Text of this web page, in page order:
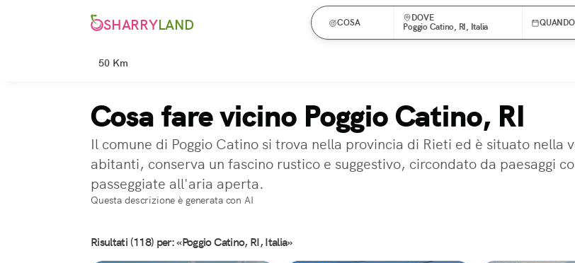
SHARRYLAND COSA
DOVE
Poggio Catino, RI, Italia
QUANDO
50 Km
Cosa fare vicino Poggio Catino, RI
Il comune di Poggio Catino si trova nella provincia di Rieti ed è situato nella
abitanti, conserva un fascino rustico e suggestivo, circondato da paesaggi
passeggiate all'aria aperta.
Questa descrizione è generata con AI
Risultati (118) per: «Poggio Catino, RI, Italia»